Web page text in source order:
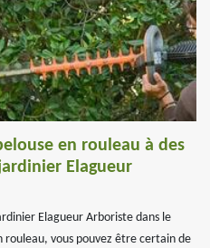
en rouleau à des
Elagueur
Elagueur Arboriste dans le
rouleau, vous pouvez être certain de